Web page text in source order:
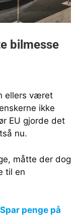
ellers været
ikke
EU gjorde det
nu.
måtte der dog
til en
penge på